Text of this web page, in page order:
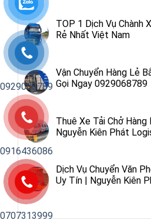
TOP 1 Dịch Vụ Chành
Rẻ Nhất Việt Nam
Vận Chuyển Hàng Lẻ
Gọi Ngay 0929068789
Thuê Xe Tải Chở Hàng
Nguyễn Kiên Phát
Dịch Vụ Chuyển Văn
Uy Tín | Nguyễn Kiên
0929068789
0916436086
0707313999